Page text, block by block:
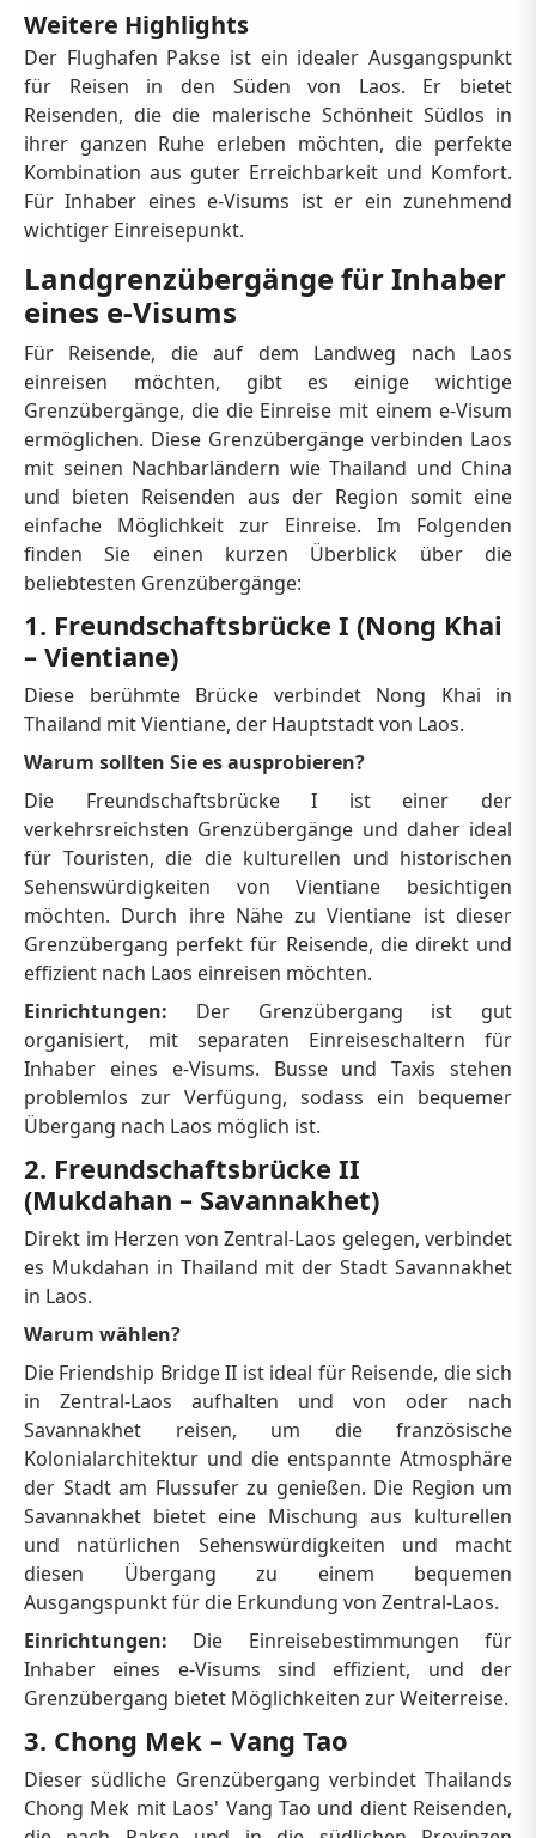
Weitere Highlights
Der Flughafen Pakse ist ein idealer Ausgangspunkt
für Reisen in den Süden von Laos. Er bietet
Reisenden, die die malerische Schönheit Südlos in
ihrer ganzen Ruhe erleben möchten, die perfekte
Kombination aus guter Erreichbarkeit und Komfort.
Für Inhaber eines e-Visums ist er ein zunehmend
wichtiger Einreisepunkt.
Landgrenzübergänge für Inhaber
eines e-Visums
Für Reisende, die auf dem Landweg nach Laos
einreisen möchten, gibt es einige wichtige
Grenzübergänge, die die Einreise mit einem e-Visum
ermöglichen. Diese Grenzübergänge verbinden Laos
mit seinen Nachbarländern wie Thailand und China
und bieten Reisenden aus der Region somit eine
einfache Möglichkeit zur Einreise. Im Folgenden
finden Sie einen kurzen Überblick über die
beliebtesten Grenzübergänge:
1. Freundschaftsbrücke I (Nong Khai
– Vientiane)
Diese berühmte Brücke verbindet Nong Khai in
Thailand mit Vientiane, der Hauptstadt von Laos.
Warum sollten Sie es ausprobieren?
Die Freundschaftsbrücke I ist einer der
verkehrsreichsten Grenzübergänge und daher ideal
für Touristen, die die kulturellen und historischen
Sehenswürdigkeiten von Vientiane besichtigen
möchten. Durch ihre Nähe zu Vientiane ist dieser
Grenzübergang perfekt für Reisende, die direkt und
effizient nach Laos einreisen möchten.
Einrichtungen: Der Grenzübergang ist gut
organisiert, mit separaten Einreiseschaltern für
Inhaber eines e-Visums. Busse und Taxis stehen
problemlos zur Verfügung, sodass ein bequemer
Übergang nach Laos möglich ist.
2. Freundschaftsbrücke II
(Mukdahan – Savannakhet)
Direkt im Herzen von Zentral-Laos gelegen, verbindet
es Mukdahan in Thailand mit der Stadt Savannakhet
in Laos.
Warum wählen?
Die Friendship Bridge II ist ideal für Reisende, die sich
in Zentral-Laos aufhalten und von oder nach
Savannakhet reisen, um die französische
Kolonialarchitektur und die entspannte Atmosphäre
der Stadt am Flussufer zu genießen. Die Region um
Savannakhet bietet eine Mischung aus kulturellen
und natürlichen Sehenswürdigkeiten und macht
diesen Übergang zu einem bequemen
Ausgangspunkt für die Erkundung von Zentral-Laos.
Einrichtungen: Die Einreisebestimmungen für
Inhaber eines e-Visums sind effizient, und der
Grenzübergang bietet Möglichkeiten zur Weiterreise.
3. Chong Mek – Vang Tao
Dieser südliche Grenzübergang verbindet Thailands
Chong Mek mit Laos' Vang Tao und dient Reisenden,